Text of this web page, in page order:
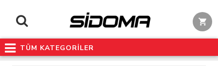
TÜM KATEGORİLER